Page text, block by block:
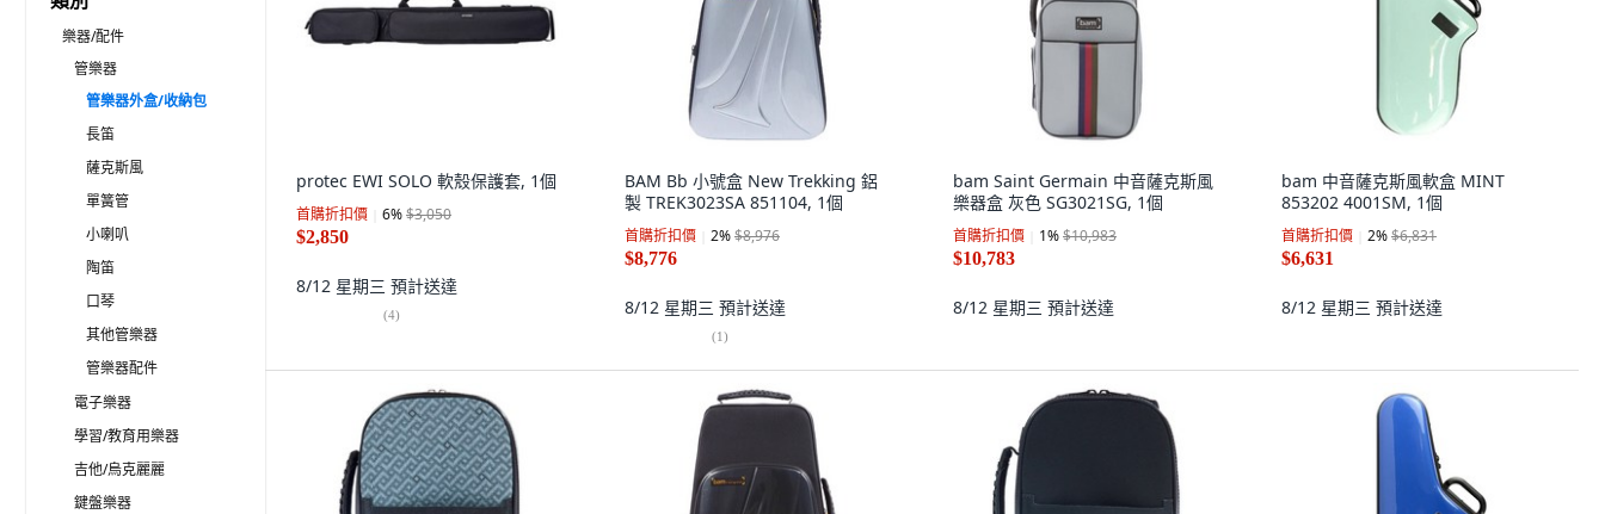
樂器/配件
管樂器
管樂器外盒/收納包
長笛
薩克斯風
單簧管
小喇叭
陶笛
口琴
其他管樂器
管樂器配件
電子樂器
學習/教育用樂器
吉他/烏克麗麗
鍵盤樂器
protec EWI SOLO 軟殼保護套, 1個
首購折扣價 6%$3,050
$2,850
8/12 星期三 預計送達
(4)
BAM Bb 小號盒 New Trekking 鋁
製 TREK3023SA 851104, 1個
首購折扣價 2%$8,976
$8,776
8/12 星期三 預計送達
(1)
bam Saint Germain 中音薩克斯風
樂器盒 灰色 SG3021SG, 1個
首購折扣價 1%$10,983
$10,783
8/12 星期三 預計送達
bam 中音薩克斯風軟盒 MINT
853202 4001SM, 1個
首購折扣價 2%$6,831
$6,631
8/12 星期三 預計送達